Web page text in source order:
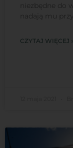
niezbędne do
nadają mu
CZYTAJ WIĘCEJ »